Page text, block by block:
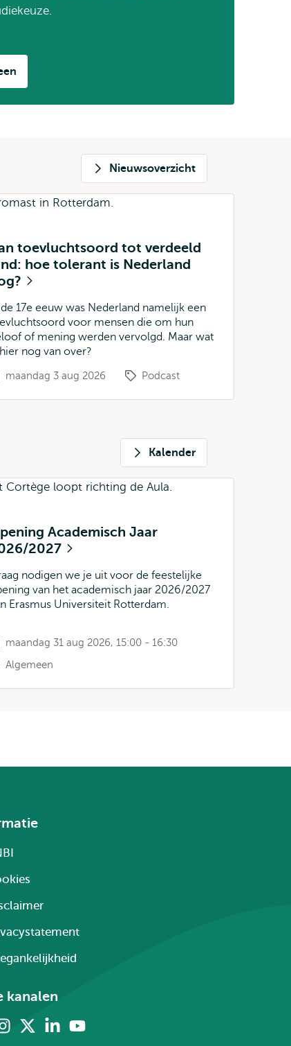
Nieuwsoverzicht
toevluchtsoord tot verdeeld
hoe tolerant is Nederland
de 17e eeuw was Nederland namelijk een
voor mensen die om hun
of mening werden vervolgd. Maar wat
nog van over?
maandag 3 aug 2026 Podcast
Kalender
Academisch Jaar
2027
nodigen we je uit voor de feestelijke
van het academisch jaar 2026/2027
Erasmus Universiteit Rotterdam.
maandag 31 aug 2026, 15:00 - 16:30
Algemeen
kanalen
Instagram LinkedinYoutube